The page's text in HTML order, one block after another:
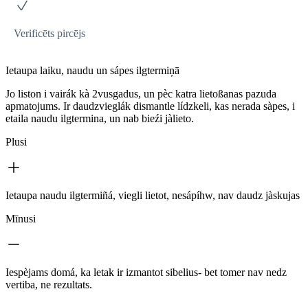
Verificēts pircējs
Ietaupa laiku, naudu un sápes ilgtermiņā
Jo liston i vairák kà 2vusgadus, un pèc katra lietoßanas pazuda
apmatojums. Ir daudzvieglák dismantle lídzkeli, kas nerada sàpes, i
etaila naudu ilgtermina, un nab bieźi jàlieto.
Plusi
Ietaupa naudu ilgtermiñá, viegli lietot, nesápíhw, nav daudz jàskujas
Mīnusi
Iespèjams domá, ka letak ir izmantot sibelius- bet tomer nav nedz
vertiba, ne rezultats.